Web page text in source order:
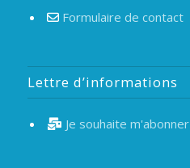
Formulaire de contact
Lettre d’informations
Je souhaite m'abonner